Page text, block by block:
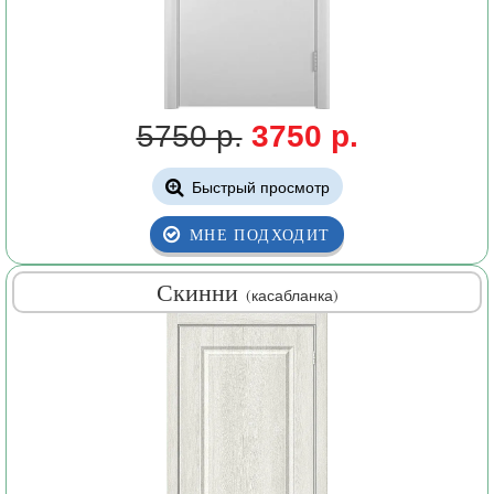
5750 р. 3750 р.
Быстрый просмотр
МНЕ ПОДХОДИТ
Скинни (касабланка)